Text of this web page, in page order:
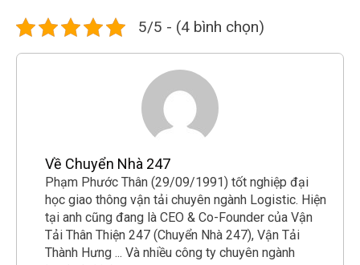
5/5 - (4 bình chọn)
Về Chuyển Nhà 247
Phạm Phước Thân (29/09/1991) tốt nghiệp đại
học giao thông vận tải chuyên ngành Logistic. Hiện
tại anh cũng đang là CEO & Co-Founder của Vận
Tải Thân Thiện 247 (Chuyển Nhà 247), Vận Tải
Thành Hưng ... Và nhiều công ty chuyên ngành